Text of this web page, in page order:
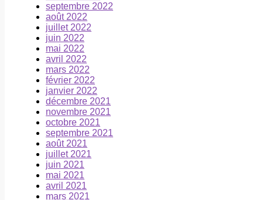
septembre 2022
août 2022
juillet 2022
juin 2022
mai 2022
avril 2022
mars 2022
février 2022
janvier 2022
décembre 2021
novembre 2021
octobre 2021
septembre 2021
août 2021
juillet 2021
juin 2021
mai 2021
avril 2021
mars 2021